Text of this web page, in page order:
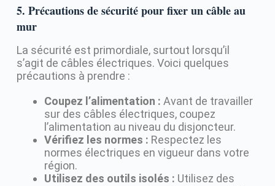
5. Précautions de sécurité pour fixer un câble au
mur
La sécurité est primordiale, surtout lorsqu’il
s’agit de câbles électriques. Voici quelques
précautions à prendre :
Coupez l’alimentation : Avant de travailler
sur des câbles électriques, coupez
l’alimentation au niveau du disjoncteur.
Vérifiez les normes : Respectez les
normes électriques en vigueur dans votre
région.
Utilisez des outils isolés : Utilisez des